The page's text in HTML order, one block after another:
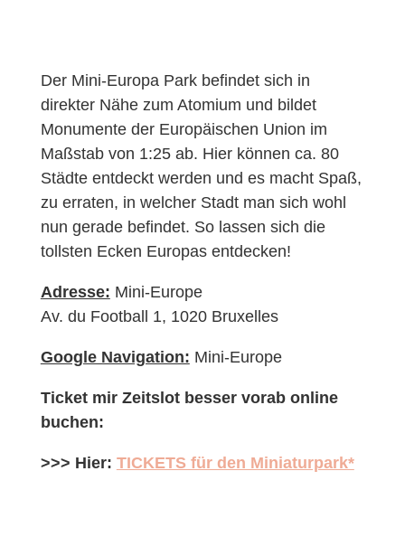
Der Mini-Europa Park befindet sich in
direkter Nähe zum Atomium und bildet
Monumente der Europäischen Union im
Maßstab von 1:25 ab. Hier können ca. 80
Städte entdeckt werden und es macht Spaß,
zu erraten, in welcher Stadt man sich wohl
nun gerade befindet. So lassen sich die
tollsten Ecken Europas entdecken!
Adresse: Mini-Europe
Av. du Football 1, 1020 Bruxelles
Google Navigation: Mini-Europe
Ticket mir Zeitslot besser vorab online
buchen:
>>> Hier: TICKETS für den Miniaturpark*